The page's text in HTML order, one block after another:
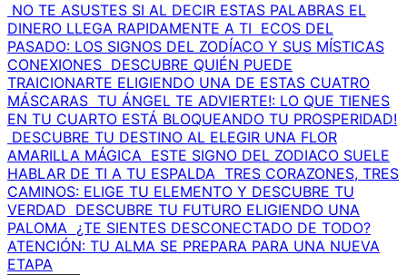
NO TE ASUSTES SI AL DECIR ESTAS PALABRAS EL
DINERO LLEGA RAPIDAMENTE A TI ECOS DEL
PASADO: LOS SIGNOS DEL ZODÍACO Y SUS MÍSTICAS
CONEXIONES DESCUBRE QUIÉN PUEDE
TRAICIONARTE ELIGIENDO UNA DE ESTAS CUATRO
MÁSCARAS TU ÁNGEL TE ADVIERTE!: LO QUE TIENES
EN TU CUARTO ESTÁ BLOQUEANDO TU PROSPERIDAD!
DESCUBRE TU DESTINO AL ELEGIR UNA FLOR
AMARILLA MÁGICA ESTE SIGNO DEL ZODIACO SUELE
HABLAR DE TI A TU ESPALDA TRES CORAZONES, TRES
CAMINOS: ELIGE TU ELEMENTO Y DESCUBRE TU
VERDAD DESCUBRE TU FUTURO ELIGIENDO UNA
PALOMA ¿TE SIENTES DESCONECTADO DE TODO?
ATENCIÓN: TU ALMA SE PREPARA PARA UNA NUEVA
ETAPA